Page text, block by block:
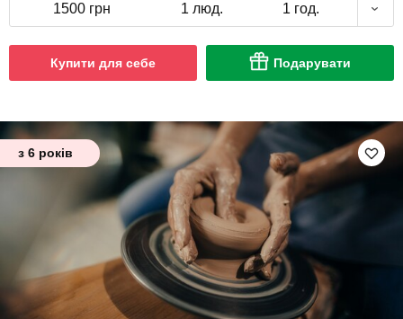
1500 грн 1 люд. 1 год.
Купити для себе Подарувати
з 6 років